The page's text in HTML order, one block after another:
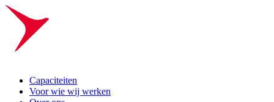
Capaciteiten
Voor wie wij werken